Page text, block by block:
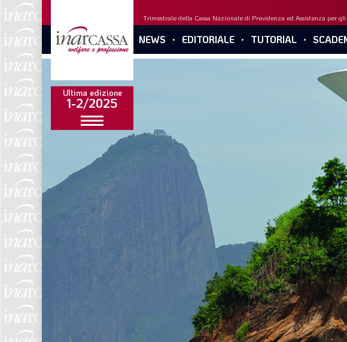
Ultima edizione
1-2/2025
Trimestrale della Cassa Nazionale di Previdenza ed Assistenza per
NEWS EDITORIALE TUTORIAL